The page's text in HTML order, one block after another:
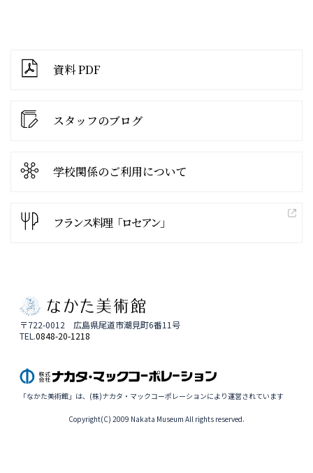
資料 PDF
スタッフのブログ
学校関係のご利用について
フランス料理「ロセアン」
〒722-0012 広島県尾道市潮見町6番11号
TEL.0848-20-1218
「なかた美術館」は、(株)ナカタ・マックコーポレーションにより運営されています
Copyright(C) 2009 Nakata Museum All rights reserved.